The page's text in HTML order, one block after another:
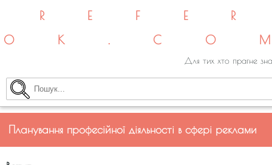
Для тих хто прагне
Планування професійної діяльності в сфері реклами